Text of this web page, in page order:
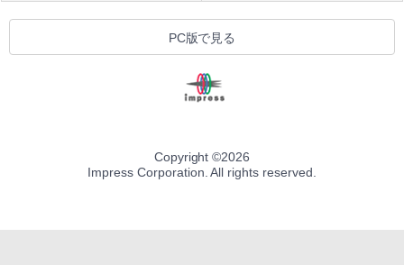
PC版で見る
Copyright ©2026
Impress Corporation. All rights reserved.